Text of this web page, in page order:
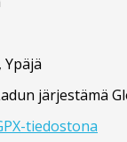
Ypäjä
järjestämä
tiedostona